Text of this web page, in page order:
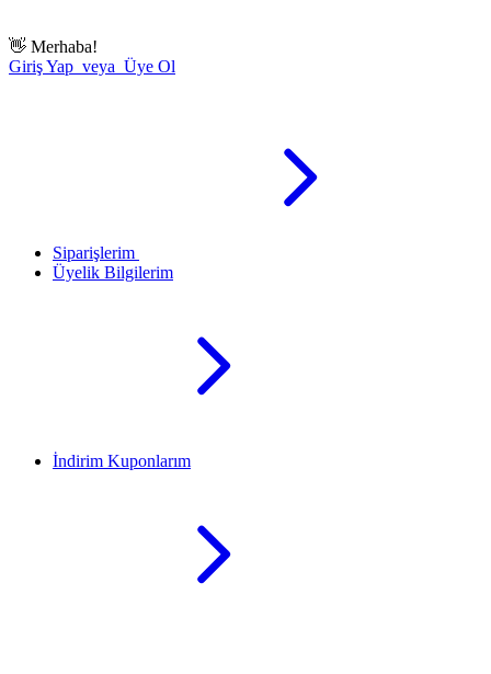
👋 Merhaba!
Giriş Yap veya Üye Ol
Siparişlerim
Üyelik Bilgilerim
İndirim Kuponlarım